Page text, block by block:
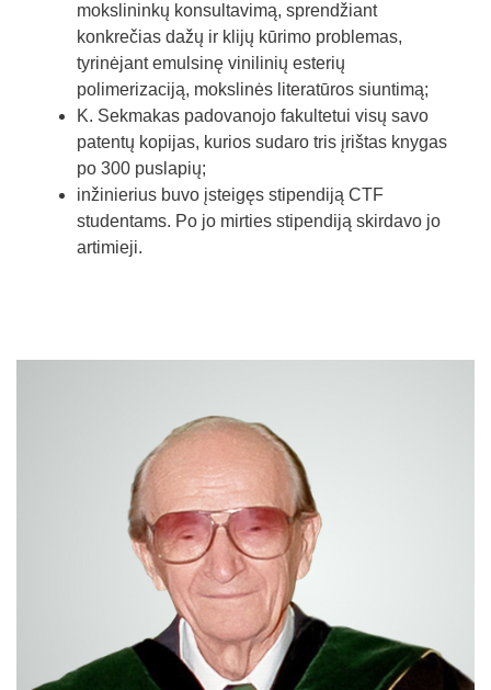
mokslininkų konsultavimą, sprendžiant
konkrečias dažų ir klijų kūrimo problemas,
tyrinėjant emulsinę vinilinių esterių
polimerizaciją, mokslinės literatūros siuntimą;
K. Sekmakas padovanojo fakultetui visų savo
patentų kopijas, kurios sudaro tris įrištas knygas
po 300 puslapių;
inžinierius buvo įsteigęs stipendiją CTF
studentams. Po jo mirties stipendiją skirdavo jo
artimieji.